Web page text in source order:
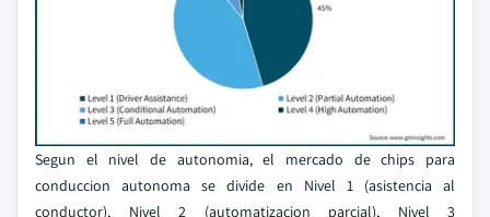
Segun el nivel de autonomia, el mercado de chips para
conduccion autonoma se divide en Nivel 1 (asistencia al
conductor), Nivel 2 (automatizacion parcial), Nivel 3